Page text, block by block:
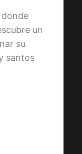
un
su
santos